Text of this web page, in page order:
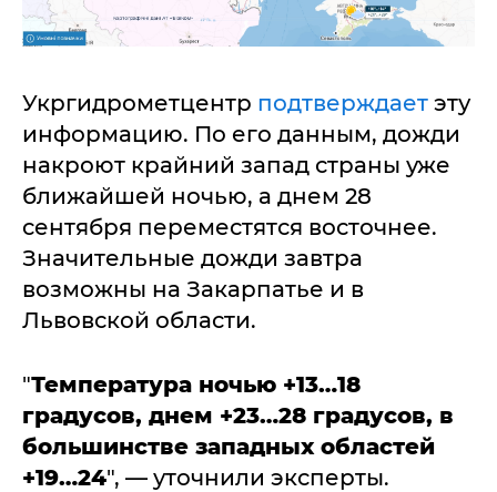
Укргидрометцентр подтверждает эту
информацию. По его данным, дожди
накроют крайний запад страны уже
ближайшей ночью, а днем 28
сентября переместятся восточнее.
Значительные дожди завтра
возможны на Закарпатье и в
Львовской области.
"Температура ночью +13…18
градусов, днем +23…28 градусов, в
большинстве западных областей
+19…24", — уточнили эксперты.